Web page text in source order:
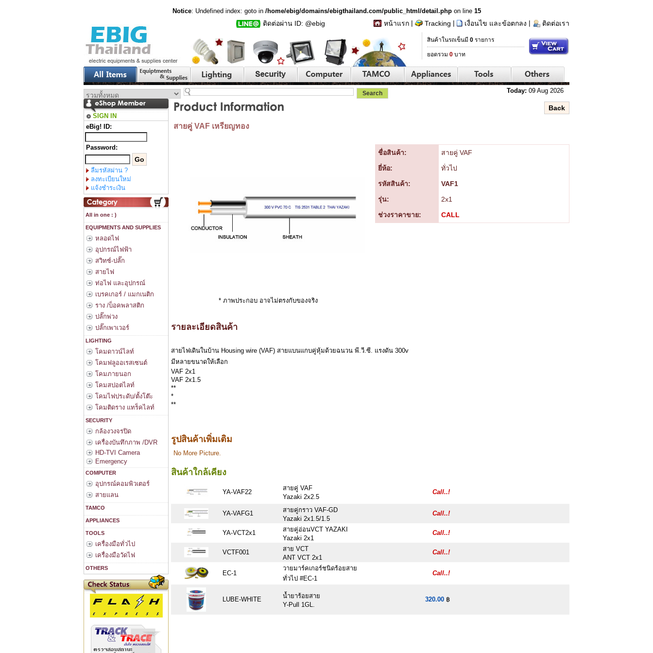
Notice: Undefined index: goto in /home/ebig/domains/ebigthailand.com/public_html/detail.phpon line 15
หน้าแรก | Tracking | เงื่อนไข และข้อตกลง | ติดต่อเรา
ติดต่อผ่าน ID: @ebig
สินค้าในรถเข็นมี 0 รายการ
ยอดรวม 0 บาท
Today: 09 Aug 2026
SIGN IN
eBig! ID:
Password:
ลืมรหัสผ่าน ?
ลงทะเบียนใหม่
แจ้งชำระเงิน
All in one : )
EQUIPMENTS AND SUPPLIES
หลอดไฟ
อุปกรณ์ไฟฟ้า
สวิทซ์-ปลั๊ก
สายไฟ
ท่อไฟ และอุปกรณ์
เบรคเกอร์ / แมกเนติก
ราง /บ็อคพลาสติก
ปลั๊กพ่วง
ปลั๊กเพาเวอร์
LIGHTING
โคมดาวน์ไลท์
โคมฟลูออเรสเซนต์
โคมภายนอก
โคมสปอตไลท์
โคมไฟประดับ/ตั้งโต๊ะ
โคมติดราง แทร็คไลท์
SECURITY
กล้องวงจรปิด
เครื่องบันทึกภาพ /DVR
HD-TVI Camera
Emergency
COMPUTER
อุปกรณ์คอมพิวเตอร์
สายแลน
TAMCO
APPLIANCES
TOOLS
เครื่องมือทั่วไป
เครื่องมือวัดไฟ
OTHERS
สายคู่ VAF เหรียญทอง
* ภาพประกอบ อาจไม่ตรงกับของจริง
ชื่อสินค้า:
สายคู่ VAF
ยี่ห้อ:
ทั่วไป
รหัสสินค้า:
VAF1
รุ่น:
2x1
ช่วงราคาขาย:
CALL
รายละเอียดสินค้า
สายไฟเดินในบ้าน Housing wire (VAF) สายแบนแกบคู่หุ้มด้วยฉนวน พี.วี.ซี. แรงดัน 300v
มีหลายขนาดให้เลือก
VAF 2x1
VAF 2x1.5
**
*
**
รูปสินค้าเพิ่มเติม
No More Picture.
สินค้าใกล้เคียง
YA-VAF22
สายคู่ VAF
Yazaki 2x2.5
Call..!
YA-VAFG1
สายคู่กราว VAF-GD
Yazaki 2x1.5/1.5
Call..!
YA-VCT2x1
สายคู่อ่อนVCT YAZAKI
Yazaki 2x1
Call..!
VCTF001
สาย VCT
ANT VCT 2x1
Call..!
EC-1
วายมาร์คเกอร์ชนิดร้อยสาย
ทั่วไป #EC-1
Call..!
LUBE-WHITE
น้ำยาร้อยสาย
Y-Pull 1GL.
320.00 ฿